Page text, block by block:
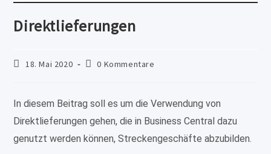
Direktlieferungen
Beitrag
18. Mai 2020
Beitrags-
0 Kommentare
In diesem Beitrag soll es um die Verwendung von
Direktlieferungen gehen, die in Business Central dazu
genutzt werden können, Streckengeschäfte abzubilden.